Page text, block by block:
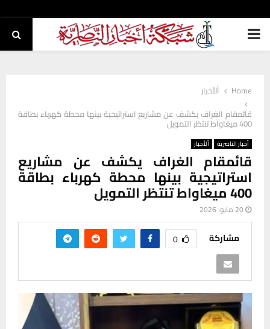
PRIMARY
Home
ألأخبار
قائمقام الغراف يكشف عن مشاريع استراتيجية بينها محطة كهرباء بطاقة
400 ميغاواط تنتظر التمويل
أخبار الناصرية ألأخبار
قائمقام الغراف يكشف عن مشاريع
استراتيجية بينها محطة كهرباء بطاقة
400 ميغاواط تنتظر التمويل
20 مايو، 2026
مشاركة 0